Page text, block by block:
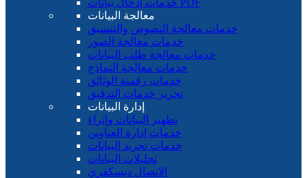
خدمات إدخال بيانات PDF
معالجة البيانات
خدمات معالجة النصوص والتنسيق
خدمات معالجة الصور
خدمات معالجة طلب البيانات
خدمات معالجة النماذج
خدمات رقمنة الوثائق
تحرير خدمات التدقيق
إدارة البيانات
تطهير البيانات وإثراء
خدمات إدارة العناوين
خدمات تجريد البيانات
تحليلات البيانات
الاتصال ديسكفري